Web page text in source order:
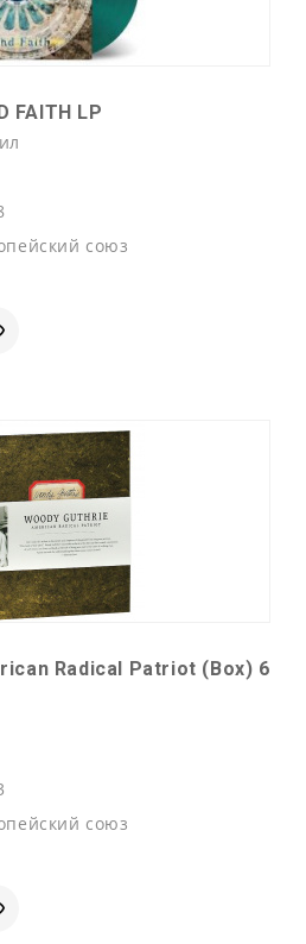
FAITH LP
союз
Radical Patriot (Box) 6
союз